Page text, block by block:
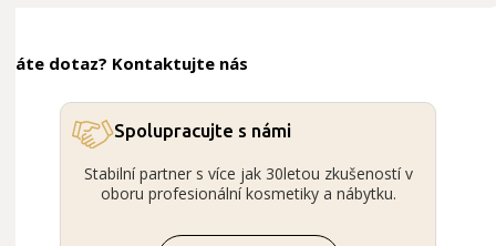
Máte dotaz? Kontaktujte nás
Spolupracujte s námi
Stabilní partner s více jak 30letou zkušeností v
oboru profesionální kosmetiky a nábytku.